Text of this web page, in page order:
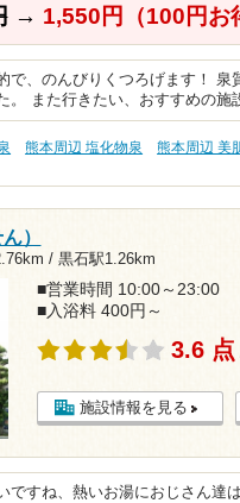
→ 1,550円（100円お
で、のんびりくつろげます！
。 また行きたい、おすすめの施
熊本周辺 塩化物泉 熊本周辺 美
）
/ 黒石駅1.26km
■営業時間 10:00～23:00
■入浴料 400円～
3.6 点
施設情報を見る
ですね、熱いお湯におじさん達